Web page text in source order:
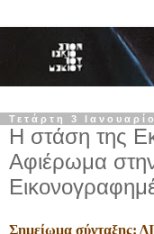
Τετάρτη 3
Η στάση της
Αφιέρωμα
Σημείωμα